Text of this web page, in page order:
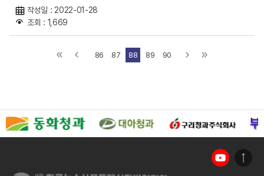
작성일 : 2022-01-28
조회 : 1,669
86 87 88 89 90